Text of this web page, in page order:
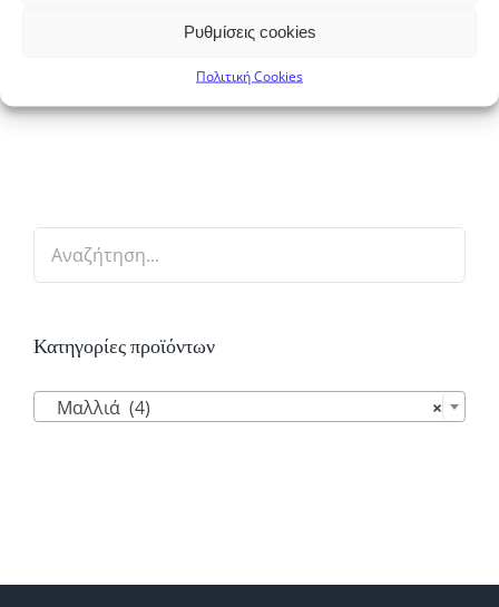
Ρυθμίσεις cookies
Πολιτική Cookies
Στέρεο βιολογικό σαμπουάν
€5,80
Κατηγορίες προϊόντων
×
Μαλλιά (4)